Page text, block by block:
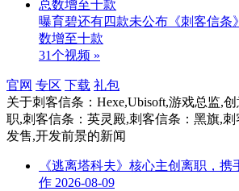
曝育碧还有四款未公布《刺客信条
数增至十款
31个视频 »
官网 专区 下载 礼包
关于刺客信条：Hexe,Ubisoft,游戏总监,
职,刺客信条：英灵殿,刺客信条：黑旗,刺
发售,开发前景的新闻
《逃离塔科夫》核心主创离职，
作 2026-08-09